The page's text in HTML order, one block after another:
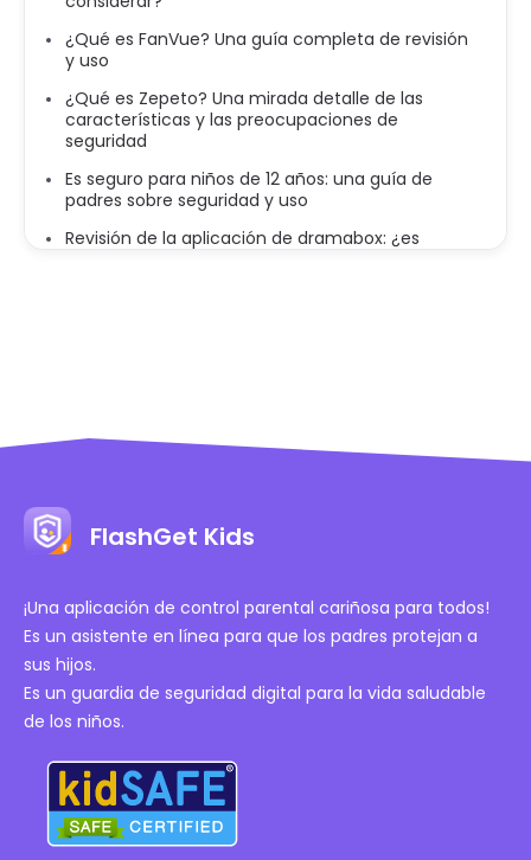
¿Qué es FanVue? Una guía completa de revisión
y uso
¿Qué es Zepeto? Una mirada detalle de las
características y las preocupaciones de
seguridad
Es seguro para niños de 12 años: una guía de
padres sobre seguridad y uso
Revisión de la aplicación de dramabox: ¿es
FlashGet Kids
¡Una aplicación de control parental cariñosa para todos!
Es un asistente en línea para que los padres protejan a
sus hijos.
Es un guardia de seguridad digital para la vida saludable
de los niños.